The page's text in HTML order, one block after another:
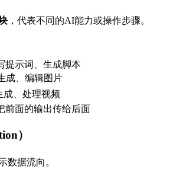
，代表不同的AI能力或操作步骤。
提示词、生成脚本
成、编辑图片
成、处理视频
前面的输出传给后面
）
数据流向。